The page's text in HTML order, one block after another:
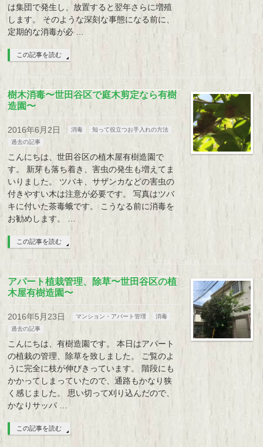
は集団で発生し、放置すると翌年さらに増殖
します。 そのような深刻な事態になる前に、
定期的な消毒が必 …
この記事を読む
樹木消毒〜世田谷区で庭木剪定なら有樹
造園〜
2016年6月2日 消毒
知って役立つお手入れの方法
過去の記事
こんにちは、世田谷区の植木屋有樹造園で
す。 新芽も落ち着き、害虫の発生も増えてま
いりました。 ツバキ、サザンカなどの害虫の
付きやすい木は注意が必要です。 写真はツバ
キに付いた茶毒蛾です。 こうなる前に消毒を
お勧めします。 …
この記事を読む
アパート植栽管理、除草〜世田谷区の植
木屋有樹造園〜
2016年5月23日 マンション・アパート管理
消毒
過去の記事
こんにちは、有樹造園です。 本日はアパート
の植栽の管理、除草を致しました。 ご覧のよ
うに完全に枝が伸びきっています。 階段にも
かかってしまっていたので、通路もかなり狭
く感じました。 思い切って刈り込んだので、
かなりサッパ …
この記事を読む